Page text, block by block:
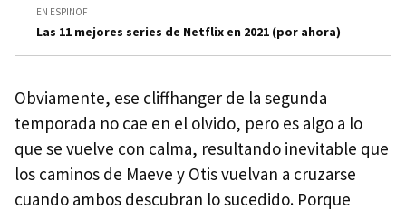
EN ESPINOF
Las 11 mejores series de Netflix en 2021 (por ahora)
Obviamente, ese cliffhanger de la segunda
temporada no cae en el olvido, pero es algo a lo
que se vuelve con calma, resultando inevitable que
los caminos de Maeve y Otis vuelvan a cruzarse
cuando ambos descubran lo sucedido. Porque